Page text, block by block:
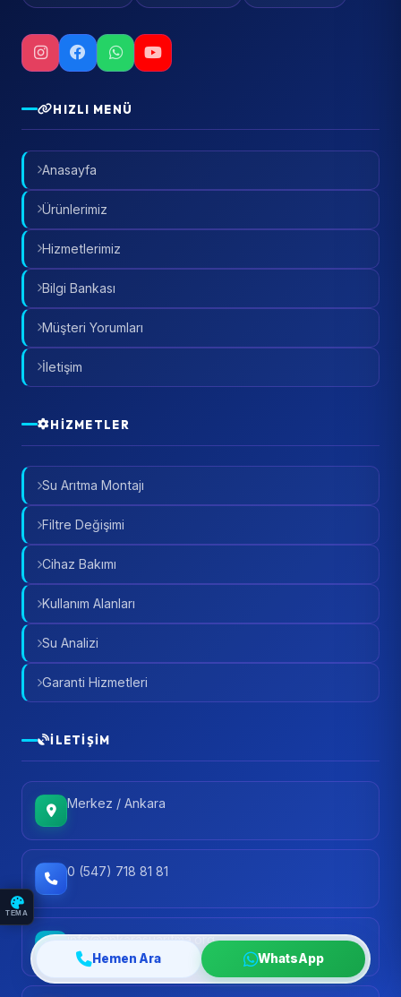
TEMA
HIZLI MENÜ
Anasayfa
Ürünlerimiz
Hizmetlerimiz
Bilgi Bankası
Müşteri Yorumları
İletişim
HIZMETLER
Su Arıtma Montajı
Filtre Değişimi
Cihaz Bakımı
Kullanım Alanları
Su Analizi
Garanti Hizmetleri
İLETIŞIM
Merkez / Ankara
0 (547) 718 81 81
info@ankarasuaritma.org
Hemen Ara WhatsApp